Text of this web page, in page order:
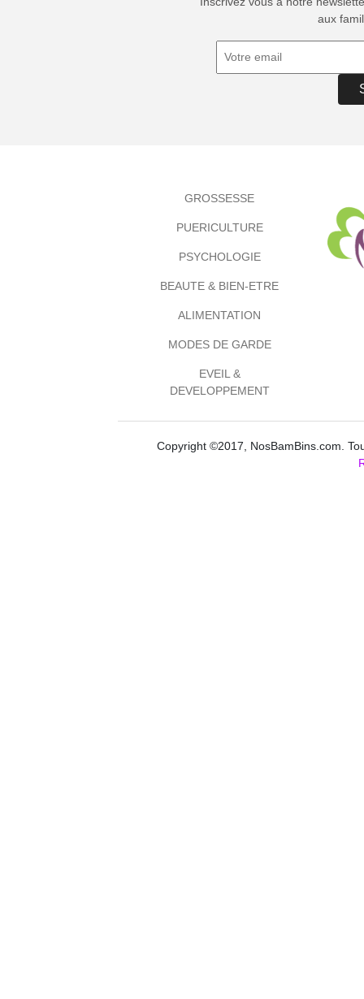
aux
GROSSESSE
PUERICULTURE
PSYCHOLOGIE
BEAUTE & BIEN-ETRE
ALIMENTATION
MODES DE GARDE
EVEIL &
DEVELOPPEMENT
Copyright ©2017, NosBamBins.com.